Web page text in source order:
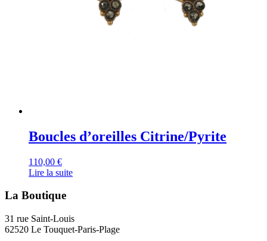
Boucles d’oreilles Citrine/Pyrite
110,00 €
Lire la suite
La Boutique
31 rue Saint-Louis
62520 Le Touquet-Paris-Plage